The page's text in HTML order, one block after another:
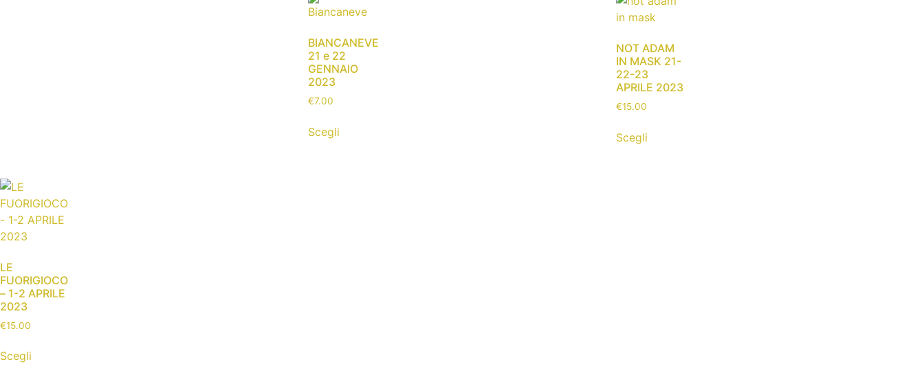
BIANCANEVE
21 e 22
GENNAIO
2023
€7.00
Scegli
NOT ADAM
IN MASK 21-
22-23
APRILE 2023
€15.00
Scegli
LE
FUORIGIOCO
– 1-2 APRILE
2023
€15.00
Scegli